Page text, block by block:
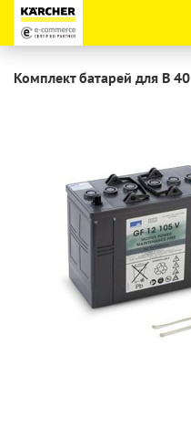
Комплект батарей для B 40